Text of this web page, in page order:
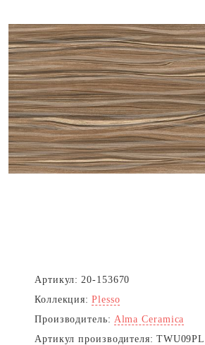
Артикул: 20-153670
Коллекция: Plesso
Производитель: Alma Ceramica
Артикул производителя: